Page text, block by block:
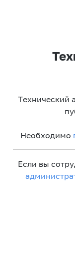
Технический
Необходимо
Если вы